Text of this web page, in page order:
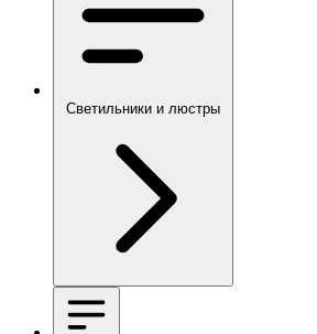
Светильники и люстры